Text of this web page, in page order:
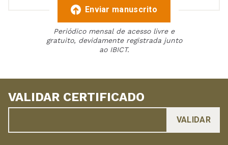
Enviar manuscrito
Periódico mensal de acesso livre e
gratuito, devidamente registrada junto
ao IBICT.
VALIDAR CERTIFICADO